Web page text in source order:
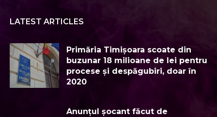
LATEST ARTICLES
Primăria Timișoara scoate din
buzunar 18 milioane de lei pentru
procese și despăgubiri, doar în
2020
Anunțul șocant făcut de